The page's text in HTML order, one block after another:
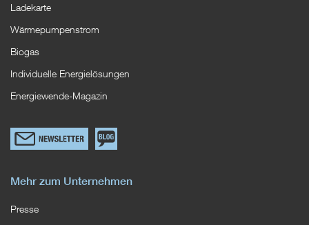
Ladekarte
Wärmepumpenstrom
Biogas
Individuelle Energielösungen
Energiewende-Magazin
Link
zum
Newsletterformular
Zum
Blog
Mehr zum Unternehmen
Presse